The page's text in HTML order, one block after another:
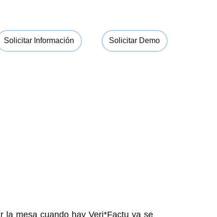
Solicitar Demo
Solicitar Información
la mesa cuando hay Veri*Factu ya se